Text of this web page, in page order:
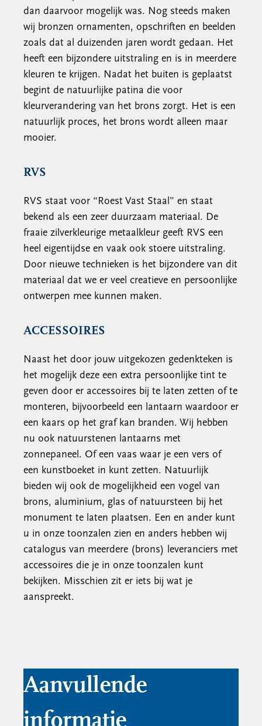
dan daarvoor mogelijk was. Nog steeds maken
wij bronzen ornamenten, opschriften en beelden
zoals dat al duizenden jaren wordt gedaan. Het
heeft een bijzondere uitstraling en is in meerdere
kleuren te krijgen. Nadat het buiten is geplaatst
begint de natuurlijke patina die voor
kleurverandering van het brons zorgt. Het is een
natuurlijk proces, het brons wordt alleen maar
mooier.
RVS
RVS staat voor “Roest Vast Staal” en staat
bekend als een zeer duurzaam materiaal. De
fraaie zilverkleurige metaalkleur geeft RVS een
heel eigentijdse en vaak ook stoere uitstraling.
Door nieuwe technieken is het bijzondere van dit
materiaal dat we er veel creatieve en persoonlijke
ontwerpen mee kunnen maken.
ACCESSOIRES
Naast het door jouw uitgekozen gedenkteken is
het mogelijk deze een extra persoonlijke tint te
geven door er accessoires bij te laten zetten of te
monteren, bijvoorbeeld een lantaarn waardoor er
een kaars op het graf kan branden. Wij hebben
nu ook natuurstenen lantaarns met
zonnepaneel. Of een vaas waar je een vers of
een kunstboeket in kunt zetten. Natuurlijk
bieden wij ook de mogelijkheid een vogel van
brons, aluminium, glas of natuursteen bij het
monument te laten plaatsen. Een en ander kunt
u in onze toonzalen zien en anders hebben wij
catalogus van meerdere (brons) leveranciers met
accessoires die je in onze toonzalen kunt
bekijken. Misschien zit er iets bij wat je
aanspreekt.
Aanvullende
informatie